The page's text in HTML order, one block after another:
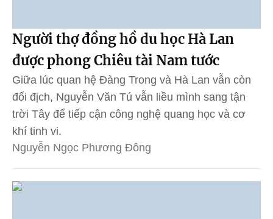
Người thợ đồng hồ du học Hà Lan
được phong Chiêu tài Nam tước
Giữa lúc quan hệ Đàng Trong và Hà Lan vẫn còn
đối địch, Nguyễn Văn Tú vẫn liều mình sang tận
trời Tây để tiếp cận công nghệ quang học và cơ
khí tinh vi.
Nguyễn Ngọc Phương Đông